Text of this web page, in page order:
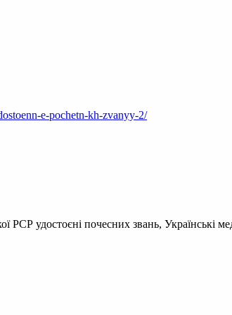
e-pochetn-kh-zvanyy-2/
РСР удостоєні почесних звань, Українські